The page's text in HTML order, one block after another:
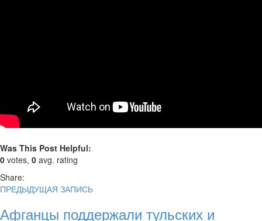
Was This Post Helpful:
0 votes, 0 avg. rating
Share:
ПРЕДЫДУЩАЯ ЗАПИСЬ
Афганцы поддержали тульских и